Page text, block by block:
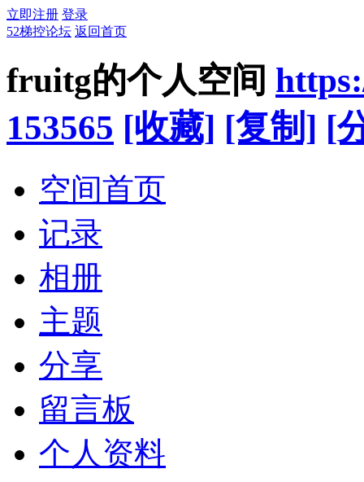
立即注册 登录
52梯控论坛 返回首页
fruitg的个人空间
153565 [收藏] [复制] [
空间首页
记录
相册
主题
分享
留言板
个人资料